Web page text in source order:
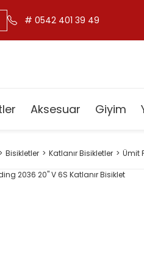
# 0542 401 39 49
Aksesuar Giyim
Bisikletler Katlanır Bisikletler Ümit